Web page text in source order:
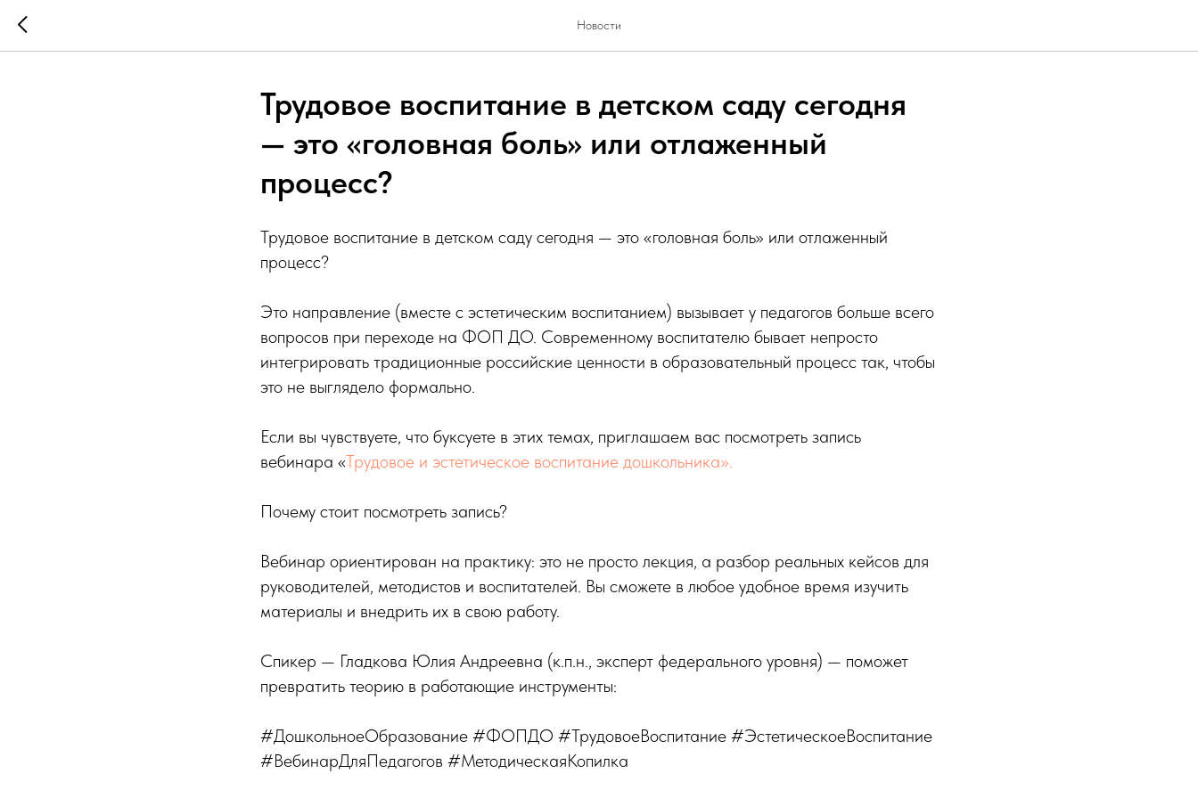
Новости
Трудовое воспитание в детском саду сегодня
— это «головная боль» или отлаженный
процесс?
Трудовое воспитание в детском саду сегодня — это «головная боль» или отлаженный
процесс?
Это направление (вместе с эстетическим воспитанием) вызывает у педагогов больше всего
вопросов при переходе на ФОП ДО. Современному воспитателю бывает непросто
интегрировать традиционные российские ценности в образовательный процесс так, чтобы
это не выглядело формально.
Если вы чувствуете, что буксуете в этих темах, приглашаем вас посмотреть запись
вебинара «Трудовое и эстетическое воспитание дошкольника».
Почему стоит посмотреть запись?
Вебинар ориентирован на практику: это не просто лекция, а разбор реальных кейсов для
руководителей, методистов и воспитателей. Вы сможете в любое удобное время изучить
материалы и внедрить их в свою работу.
Спикер — Гладкова Юлия Андреевна (к.п.н., эксперт федерального уровня) — поможет
превратить теорию в работающие инструменты:
#ДошкольноеОбразование #ФОПДО #ТрудовоеВоспитание #ЭстетическоеВоспитание
#ВебинарДляПедагогов #МетодическаяКопилка